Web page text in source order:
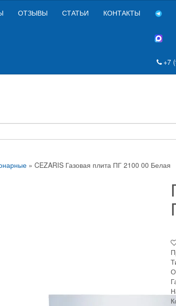
ОТЗЫВЫ СТАТЬИ КОНТАКТЫ
+7
» CEZARIS Газовая плита ПГ 2100 00 Белая